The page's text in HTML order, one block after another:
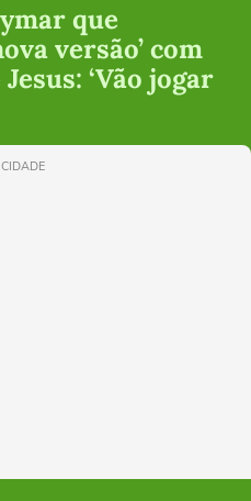
que
versão’ com
‘Vão jogar